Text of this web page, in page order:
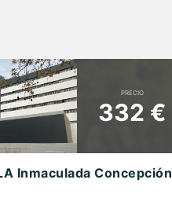
PRECIO
332 €
Inmaculada Concepción